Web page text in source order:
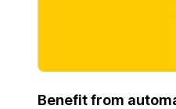
Benefit from